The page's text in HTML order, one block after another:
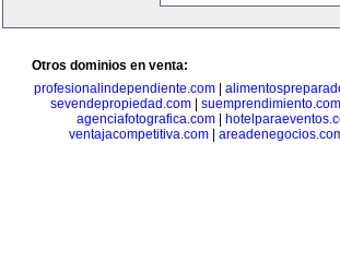
Otros dominios en venta:
profesionalindependiente.com
sevendepropiedad.com| suemprendimiento.com
agenciafotografica.com|
ventajacompetitiva.com